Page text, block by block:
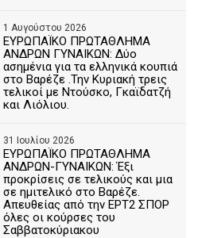
1 Αυγούστου 2026
ΕΥΡΩΠΑΪΚΟ ΠΡΩΤΑΘΛΗΜΑ
ΑΝΔΡΩΝ ΓΥΝΑΙΚΩΝ: Δύο
ασημένια για τα ελληνικά κουπιά
στο Βαρέζε .Την Κυριακή τρεις
τελικοί με Ντούσκο, Γκαϊδατζή
και Λιόλιου.
31 Ιουλίου 2026
ΕΥΡΩΠΑΪΚΟ ΠΡΩΤΑΘΛΗΜΑ
ΑΝΔΡΩΝ-ΓΥΝΑΙΚΩΝ: Έξι
προκρίσεις σε τελικούς και μια
σε ημιτελικό στο Βαρέζε.
Απευθείας από την ΕΡΤ2 ΣΠΟΡ
όλες οι κούρσες του
Σαββατοκύριακου